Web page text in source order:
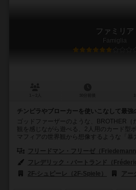
ファミリア
Famiglia
チンピラやブローカーを使いこなして最強
ゴッドファーザーのような、BROTHER（
観を感じながら遊べる、2人用のカード型
マフィアの世界観から想像するような「暴
フリードマン・フリーゼ（Friedemann
フレデリック・バートランド（
2F-シュピーレ（2F-Spiele）
ア